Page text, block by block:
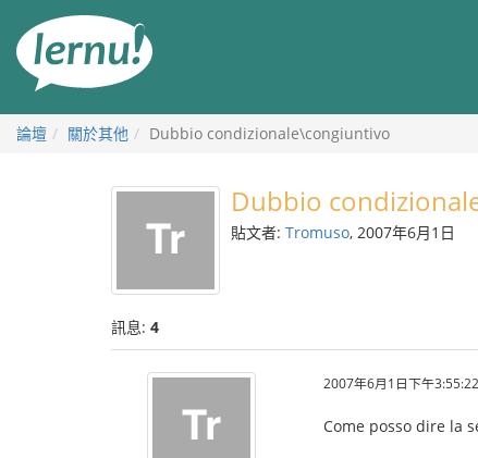
論壇 關於其他 Dubbio condizionale\congiuntivo
Dubbio
貼文者: Tromuso, 2007年6月1日
訊息: 4
2007年6月1日下午3:55:22
Come posso dire la